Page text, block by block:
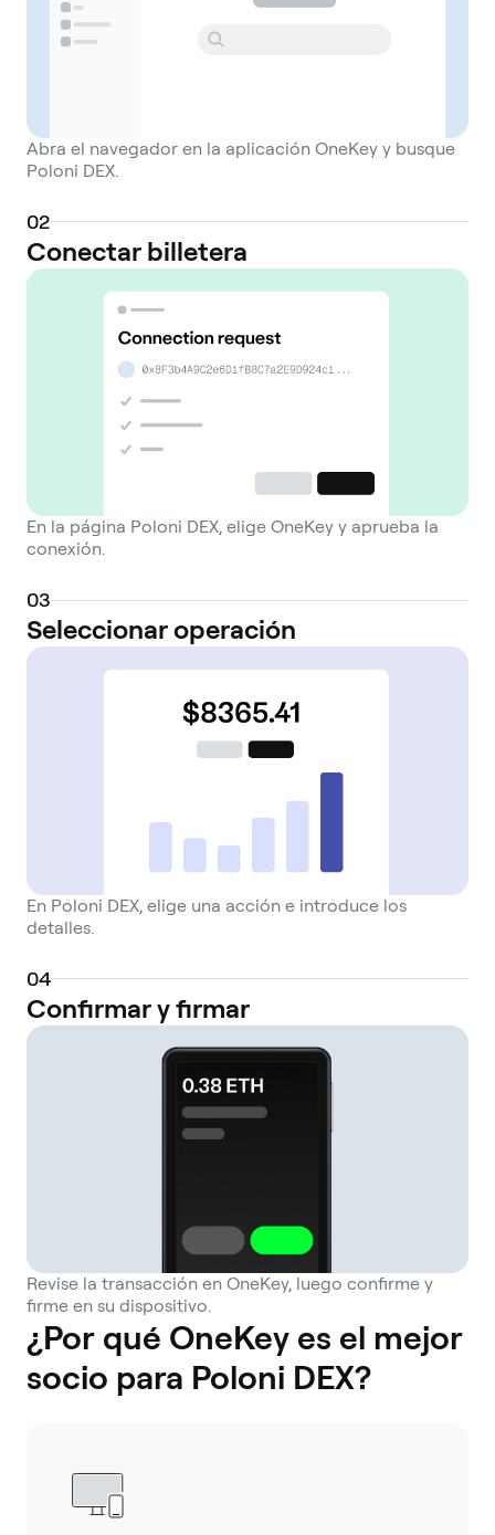
Abra el navegador en la aplicación OneKey y busque
Poloni DEX.
02
Conectar billetera
En la página Poloni DEX, elige OneKey y aprueba la
conexión.
03
Seleccionar operación
En Poloni DEX, elige una acción e introduce los
detalles.
04
Confirmar y firmar
Revise la transacción en OneKey, luego confirme y
firme en su dispositivo.
¿Por qué OneKey es el mejor
socio para Poloni DEX?